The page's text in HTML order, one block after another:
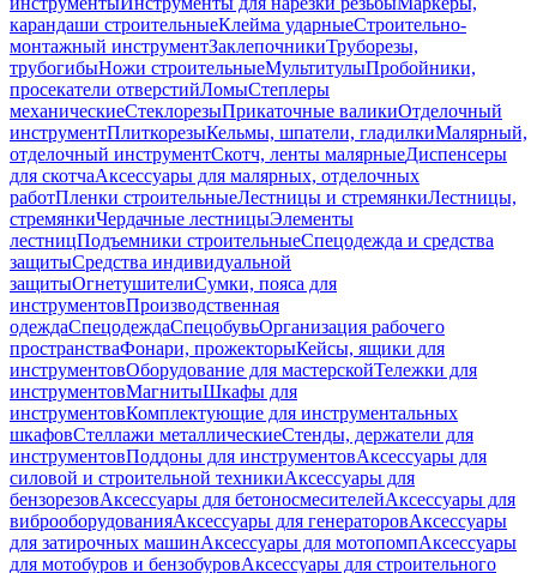
карандаши строительныеКлейма ударныеСтроительно-
монтажный инструментЗаклепочникиТруборезы,
трубогибыНожи строительныеМультитулыПробойники,
просекатели отверстийЛомыСтеплеры
механическиеСтеклорезыПрикаточные валикиОтделочный
инструментПлиткорезыКельмы, шпатели, гладилкиМалярный,
отделочный инструментСкотч, ленты малярныеДиспенсеры
для скотчаАксессуары для малярных, отделочных
работПленки строительныеЛестницы и стремянкиЛестницы,
стремянкиЧердачные лестницыЭлементы
лестницПодъемники строительныеСпецодежда и средства
защитыСредства индивидуальной
защитыОгнетушителиСумки, пояса для
инструментовПроизводственная
одеждаСпецодеждаСпецобувьОрганизация рабочего
пространстваФонари, прожекторыКейсы, ящики для
инструментовОборудование для мастерскойТележки для
инструментовМагнитыШкафы для
инструментовКомплектующие для инструментальных
шкафовСтеллажи металлическиеСтенды, держатели для
инструментовПоддоны для инструментовАксессуары для
силовой и строительной техникиАксессуары для
бензорезовАксессуары для бетоносмесителейАксессуары для
виброоборудованияАксессуары для генераторовАксессуары
для затирочных машинАксессуары для мотопомпАксессуары
для мотобуров и бензобуровАксессуары для строительного